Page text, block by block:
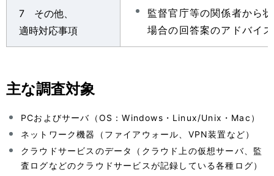
7 その他、
適時対応事項
監督官庁等の関係者から
場合の回答案のアドバイ
主な調査対象
PCおよびサーバ（OS：Windows・Linux/Unix・Mac）
ネットワーク機器（ファイアウォール、VPN装置など）
クラウドサービスのデータ（クラウド上の仮想サーバ、監
査ログなどのクラウドサービスが記録している各種ログ）